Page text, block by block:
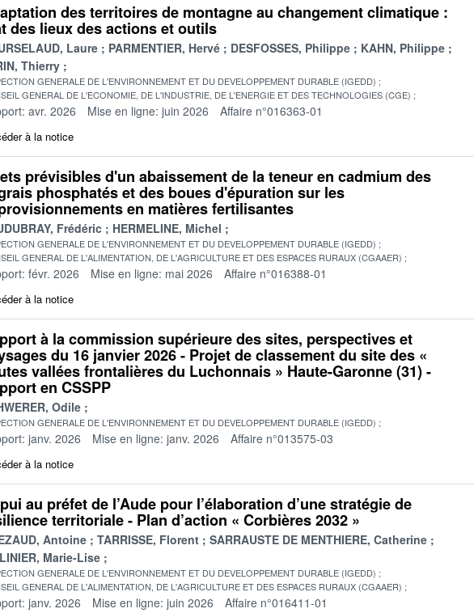
des territoires de montagne au changement climatique :
des lieux des actions et outils
Laure PARMENTIER, Hervé DESFOSSES, Philippe
KAHN, Philippe
Thierry
GENERALE DE L'ENVIRONNEMENT ET DU DEVELOPPEMENT DURABLE (IGEDD)
GENERAL DE L'ECONOMIE, DE L'INDUSTRIE, DE L'ENERGIE ET DES TECHNOLOGIES (CGE)
avr. 2026 Mise en ligne: juin 2026 Affaire n°016363-01
à la notice
prévisibles d'un abaissement de la teneur en cadmium des
phosphatés et des boues d'épuration sur les
en matières fertilisantes
Frédéric HERMELINE, Michel
GENERALE DE L'ENVIRONNEMENT ET DU DEVELOPPEMENT DURABLE (IGEDD)
GENERAL DE L'ALIMENTATION, DE L'AGRICULTURE ET DES ESPACES RURAUX (CGAAER)
févr. 2026 Mise en ligne: mai 2026 Affaire n°016388-01
à la notice
à la commission supérieure des sites, perspectives et
du 16 janvier 2026 - Projet de classement du site des «
vallées frontalières du Luchonnais » Haute-Garonne (31) -
en CSSPP
Odile
GENERALE DE L'ENVIRONNEMENT ET DU DEVELOPPEMENT DURABLE (IGEDD)
janv. 2026 Mise en ligne: janv. 2026 Affaire n°013575-03
à la notice
au préfet de l’Aude pour l’élaboration d’une stratégie de
territoriale - Plan d’action « Corbières 2032 »
Antoine TARRISSE, Florent
SARRAUSTE DE MENTHIERE, Catherine
Marie-Lise
GENERALE DE L'ENVIRONNEMENT ET DU DEVELOPPEMENT DURABLE (IGEDD)
GENERAL DE L'ALIMENTATION, DE L'AGRICULTURE ET DES ESPACES RURAUX (CGAAER)
janv. 2026 Mise en ligne: juin 2026 Affaire n°016411-01